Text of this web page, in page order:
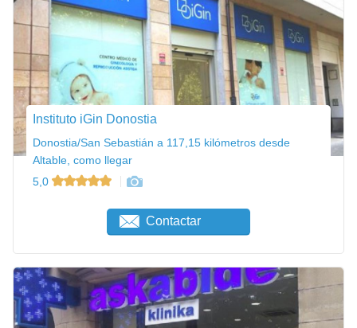
Instituto iGin Donostia
Donostia/San Sebastián a 117,15 kilómetros desde
Altable, como llegar
5,0
Contactar